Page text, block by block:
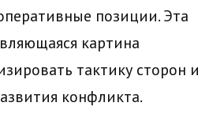
позиции. Эта
картина
тактику сторон и
конфликта.